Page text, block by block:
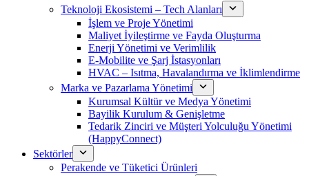
Teknoloji Ekosistemi – Tech Alanları
İşlem ve Proje Yönetimi
Maliyet İyileştirme ve Fayda Oluşturma
Enerji Yönetimi ve Verimlilik
E-Mobilite ve Şarj İstasyonları
HVAC – Isıtma, Havalandırma ve İklimlendirme
Marka ve Pazarlama Yönetimi
Kurumsal Kültür ve Medya Yönetimi
Bayilik Kurulum & Genişletme
Tedarik Zinciri ve Müşteri Yolculuğu Yönetimi
(HappyConnect)
Sektörler
Perakende ve Tüketici Ürünleri